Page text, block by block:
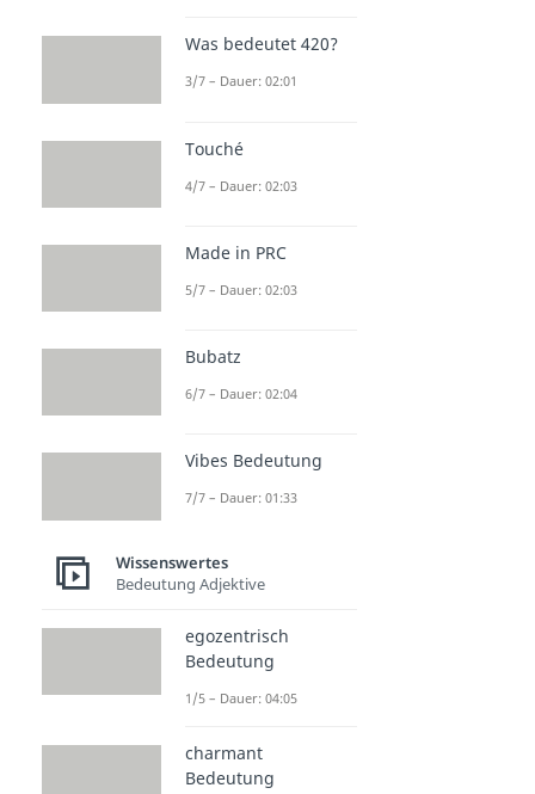
Was bedeutet 420?
3/7 – Dauer: 02:01
Touché
4/7 – Dauer: 02:03
Made in PRC
5/7 – Dauer: 02:03
Bubatz
6/7 – Dauer: 02:04
Vibes Bedeutung
7/7 – Dauer: 01:33
Wissenswertes
Bedeutung Adjektive
egozentrisch
Bedeutung
1/5 – Dauer: 04:05
charmant
Bedeutung